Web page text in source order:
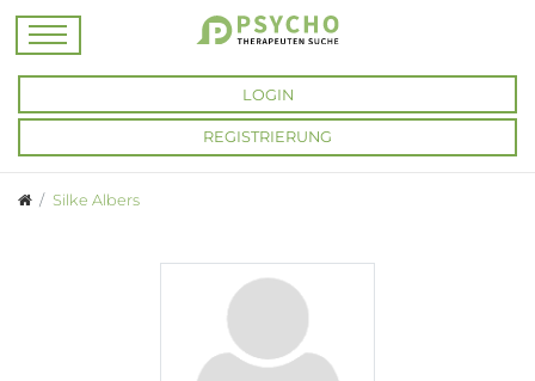
LOGIN
REGISTRIERUNG
Silke Albers